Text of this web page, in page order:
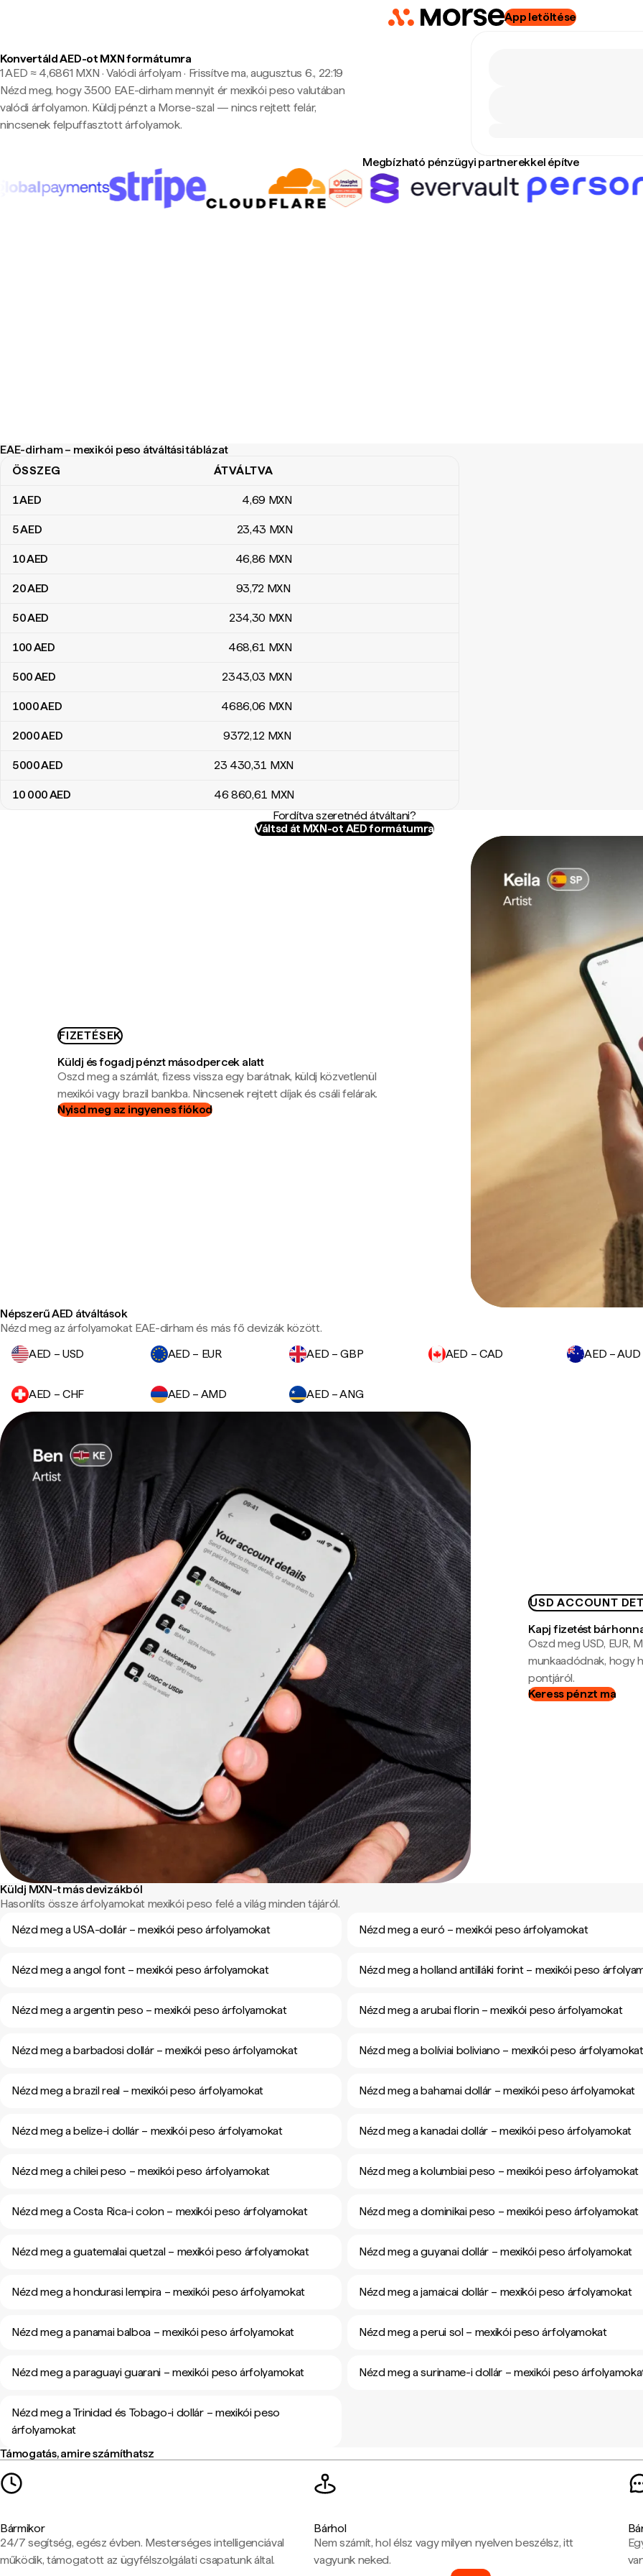
App letöltése
Konvertáld AED-ot MXN formátumra
1 AED ≈ 4,6861 MXN · Valódi árfolyam · Frissítve ma, augusztus 6., 22:19
Nézd meg, hogy 3500 EAE-dirham mennyit ér mexikói peso valutában
valódi árfolyamon. Küldj pénzt a Morse-szal — nincs rejtett felár,
nincsenek felpuffasztott árfolyamok.
Megbízható pénzügyi partnerekkel építve
EAE-dirham – mexikói peso átváltási táblázat
EAE-dirham – mexikói peso átváltási táblázat
ÖSSZEG ÁTVÁLTVA
1AED 4,69 MXN
5AED 23,43 MXN
10AED 46,86 MXN
20AED 93,72 MXN
50AED 234,30 MXN
100AED 468,61 MXN
500AED 2343,03 MXN
1000AED 4686,06 MXN
2000AED 9372,12 MXN
5000AED 23 430,31 MXN
10 000AED 46 860,61 MXN
Fordítva szeretnéd átváltani?
Váltsd át MXN-ot AED formátumra
FIZETÉSEK
Küldj és fogadj pénzt másodpercek alatt
Oszd meg a számlát, fizess vissza egy barátnak, küldj közvetlenül
mexikói vagy brazil bankba. Nincsenek rejtett díjak és csáli felárak.
Nyisd meg az ingyenes fiókod
Népszerű AED átváltások
Nézd meg az árfolyamokat EAE-dirham és más fő devizák között.
AED – USD
AED – EUR AED – GBP AED – CAD AED – AUD
AED – CHF AED – AMD AED – ANG
USD ACCOUNT
Kapj fizetést
Oszd meg USD, EUR,
munkaadódnak, hogy
pontjáról.
Keress pénzt ma
Küldj MXN-t más devizákból
Hasonlíts össze árfolyamokat mexikói peso felé a világ minden tájáról.
Nézd meg a USA-dollár – mexikói peso árfolyamokat
Nézd meg a euró – mexikói peso árfolyamokat
Nézd meg a angol font – mexikói peso árfolyamokat Nézd meg a holland antilláki forint – mexikói peso
Nézd meg a argentin peso – mexikói peso árfolyamokat Nézd meg a arubai florin – mexikói peso árfolyamokat
Nézd meg a barbadosi dollár – mexikói peso árfolyamokat Nézd meg a bolíviai boliviano – mexikói peso árfolyamokat
Nézd meg a brazil real – mexikói peso árfolyamokat Nézd meg a bahamai dollár – mexikói peso árfolyamokat
Nézd meg a belize-i dollár – mexikói peso árfolyamokat Nézd meg a kanadai dollár – mexikói peso árfolyamokat
Nézd meg a chilei peso – mexikói peso árfolyamokat Nézd meg a kolumbiai peso – mexikói peso árfolyamokat
Nézd meg a Costa Rica-i colon – mexikói peso árfolyamokat Nézd meg a dominikai peso – mexikói peso árfolyamokat
Nézd meg a guatemalai quetzal – mexikói peso árfolyamokat Nézd meg a guyanai dollár – mexikói peso árfolyamokat
Nézd meg a hondurasi lempira – mexikói peso árfolyamokat Nézd meg a jamaicai dollár – mexikói peso árfolyamokat
Nézd meg a panamai balboa – mexikói peso árfolyamokat Nézd meg a perui sol – mexikói peso árfolyamokat
Nézd meg a paraguayi guarani – mexikói peso árfolyamokat Nézd meg a suriname-i dollár – mexikói peso
Nézd meg a Trinidad és Tobago-i dollár – mexikói peso
árfolyamokat
Támogatás, amire számíthatsz
Bármikor
24/7 segítség, egész évben. Mesterséges intelligenciával
működik, támogatott az ügyfélszolgálati csapatunk által.
Bárhol
Nem számít, hol élsz vagy milyen nyelven beszélsz, itt
vagyunk neked.